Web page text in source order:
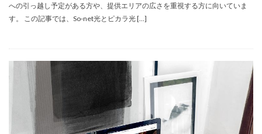
への引っ越し予定がある方や、提供エリアの広さを重視する方に向いていま
す。 この記事では、So-net光とピカラ光 […]